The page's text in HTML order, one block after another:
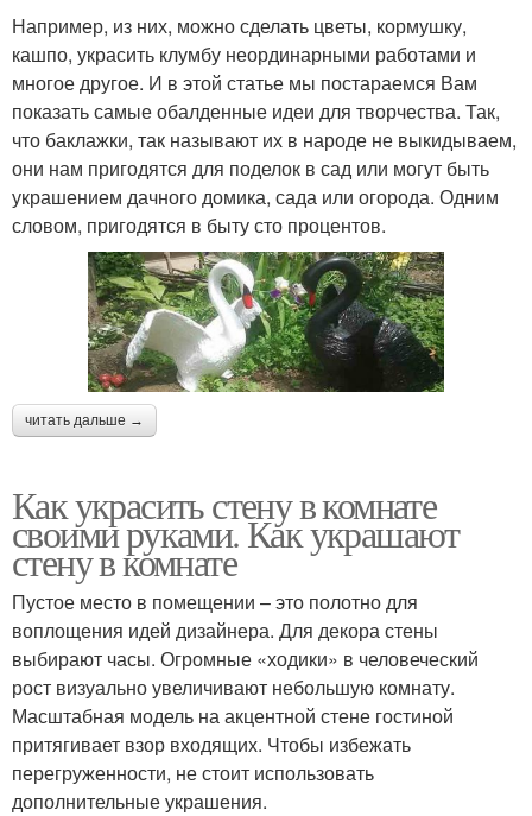
Например, из них, можно сделать цветы, кормушку,
кашпо, украсить клумбу неординарными работами и
многое другое. И в этой статье мы постараемся Вам
показать самые обалденные идеи для творчества. Так,
что баклажки, так называют их в народе не выкидываем,
они нам пригодятся для поделок в сад или могут быть
украшением дачного домика, сада или огорода. Одним
словом, пригодятся в быту сто процентов.
читать дальше →
Как украсить стену в комнате
своими руками. Как украшают
стену в комнате
Пустое место в помещении – это полотно для
воплощения идей дизайнера. Для декора стены
выбирают часы. Огромные «ходики» в человеческий
рост визуально увеличивают небольшую комнату.
Масштабная модель на акцентной стене гостиной
притягивает взор входящих. Чтобы избежать
перегруженности, не стоит использовать
дополнительные украшения.